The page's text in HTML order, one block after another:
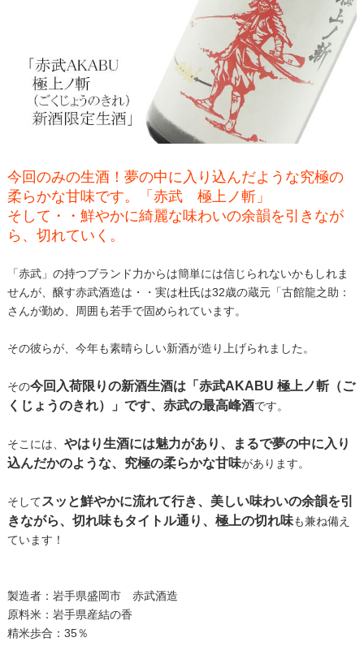
今回のみの生酒！夢の中に入り込んだような究極の
柔らかな甘味です。「赤武 極上ノ斬」
そして・・鮮やかに綺麗な味わいの余韻を引きなが
ら、切れていく。
「赤武」の持つブランド力からは簡単には信じられないかもしれま
せんが、醸す赤武酒造は・・実は杜氏は32歳の蔵元「古館龍之助：
さんが勤め、周囲も若手で固められています。
その彼らが、今年も素晴らしい新酒が造り上げられました。
その今回入荷限りの新酒生酒は「赤武AKABU 極上ノ斬（ご
くじょうのきれ）」です、赤武の最高峰酒です。
そこには、 やはり生酒には魅力があり、まるで夢の中に入り
込んだかのような、究極の柔らかな甘味があります。
そしてスッと鮮やかに流れて行き、美しい味わいの余韻を引
きながら、切れ味もタイトル通り、極上の切れ味も兼ね備え
ています！
製造者：岩手県盛岡市 赤武酒造
原料米：岩手県産結の香
精米歩合：35％